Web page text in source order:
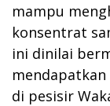
mampu
konsentrat
ini dinilai
di pesisir